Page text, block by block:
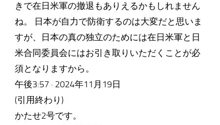
きで在日米軍の撤退もありえるかもしれません
ね。 日本が自力で防衛するのは大変だと思いま
すが、日本の真の独立のためには在日米軍と日
米合同委員会にはお引き取りいただくことが必
須となりますから。
午後3:57 · 2024年11月19日
(引用終わり)
かたせ2号です。